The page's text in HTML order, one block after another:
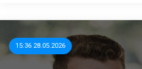
15:36 28.05.2026